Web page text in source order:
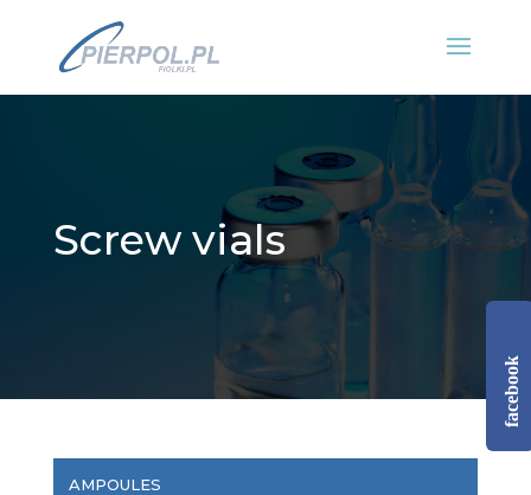
facebook
Screw vials
AMPOULES